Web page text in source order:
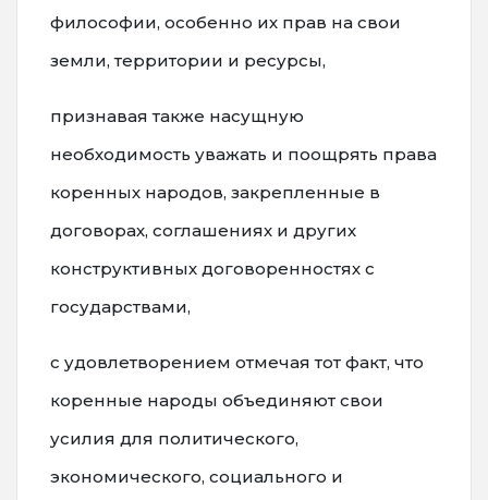
философии, особенно их прав на свои
земли, территории и ресурсы,
признавая также насущную
необходимость уважать и поощрять права
коренных народов, закрепленные в
договорах, соглашениях и других
конструктивных договоренностях с
государствами,
с удовлетворением отмечая тот факт, что
коренные народы объединяют свои
усилия для политического,
экономического, социального и